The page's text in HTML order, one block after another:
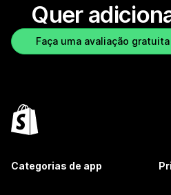
Quer
Faça uma avaliação
Categorias de app